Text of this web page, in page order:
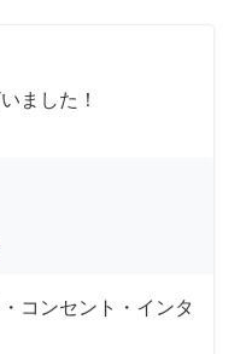
ました！
コンセント・インタ